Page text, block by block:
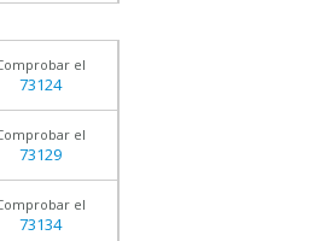
el
73124
el
73129
el
73134